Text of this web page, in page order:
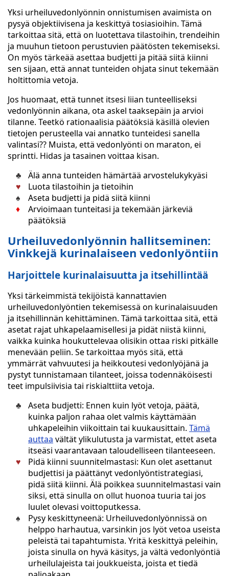
Yksi urheiluvedonlyönnin onnistumisen avaimista on
pysyä objektiivisena ja keskittyä tosiasioihin. Tämä
tarkoittaa sitä, että on luotettava tilastoihin, trendeihin
ja muuhun tietoon perustuvien päätösten tekemiseksi.
On myös tärkeää asettaa budjetti ja pitää siitä kiinni
sen sijaan, että annat tunteiden ohjata sinut tekemään
holtittomia vetoja.
Jos huomaat, että tunnet itsesi liian tunteelliseksi
vedonlyönnin aikana, ota askel taaksepäin ja arvioi
tilanne. Teetkö rationaalisia päätöksiä käsillä olevien
tietojen perusteella vai annatko tunteidesi sanella
valintasi?? Muista, että vedonlyönti on maraton, ei
sprintti. Hidas ja tasainen voittaa kisan.
Älä anna tunteiden hämärtää arvostelukykyäsi
Luota tilastoihin ja tietoihin
Aseta budjetti ja pidä siitä kiinni
Arvioimaan tunteitasi ja tekemään järkeviä
päätöksiä
Urheiluvedonlyönnin hallitseminen:
Vinkkejä kurinalaiseen vedonlyöntiin
Harjoittele kurinalaisuutta ja itsehillintää
Yksi tärkeimmistä tekijöistä kannattavien
urheiluvedonlyöntien tekemisessä on kurinalaisuuden
ja itsehillinnän kehittäminen. Tämä tarkoittaa sitä, että
asetat rajat uhkapelaamisellesi ja pidät niistä kiinni,
vaikka kuinka houkuttelevaa olisikin ottaa riski pitkälle
menevään peliin. Se tarkoittaa myös sitä, että
ymmärrät vahvuutesi ja heikkoutesi vedonlyöjänä ja
pystyt tunnistamaan tilanteet, joissa todennäköisesti
teet impulsiivisia tai riskialttiita vetoja.
Aseta budjetti: Ennen kuin lyöt vetoja, päätä,
kuinka paljon rahaa olet valmis käyttämään
uhkapeleihin viikoittain tai kuukausittain. Tämä
auttaa vältät ylikulutusta ja varmistat, ettet aseta
itseäsi vaarantavaan taloudelliseen tilanteeseen.
Pidä kiinni suunnitelmastasi: Kun olet asettanut
budjettisi ja päättänyt vedonlyöntistrategiasi,
pidä siitä kiinni. Älä poikkea suunnitelmastasi vain
siksi, että sinulla on ollut huonoa tuuria tai jos
luulet olevasi voittoputkessa.
Pysy keskittyneenä: Urheiluvedonlyönnissä on
helppo harhautua, varsinkin jos lyöt vetoa useista
peleistä tai tapahtumista. Yritä keskittyä peleihin,
joista sinulla on hyvä käsitys, ja vältä vedonlyöntiä
urheilulajeista tai joukkueista, joista et tiedä